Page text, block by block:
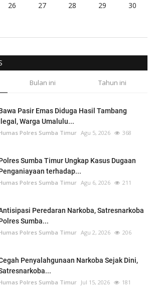
26 27 28 29 30
Bulan ini Tahun ini
Pasir Emas Diduga Hasil Tambang
Warga Umalulu...
Polres Sumba Timur Agu 5, 2026 368
Sumba Timur Ungkap Kasus Dugaan
terhadap...
Polres Sumba Timur Agu 6, 2026 211
Peredaran Narkoba, Satresnarkoba
Sumba...
Polres Sumba Timur Agu 2, 2026 206
Penyalahgunaan Narkoba Sejak Dini,
Polres Sumba Timur Jul 15, 2026 181